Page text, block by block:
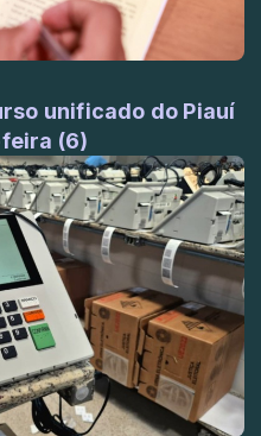
unificado do Piauí
(6)